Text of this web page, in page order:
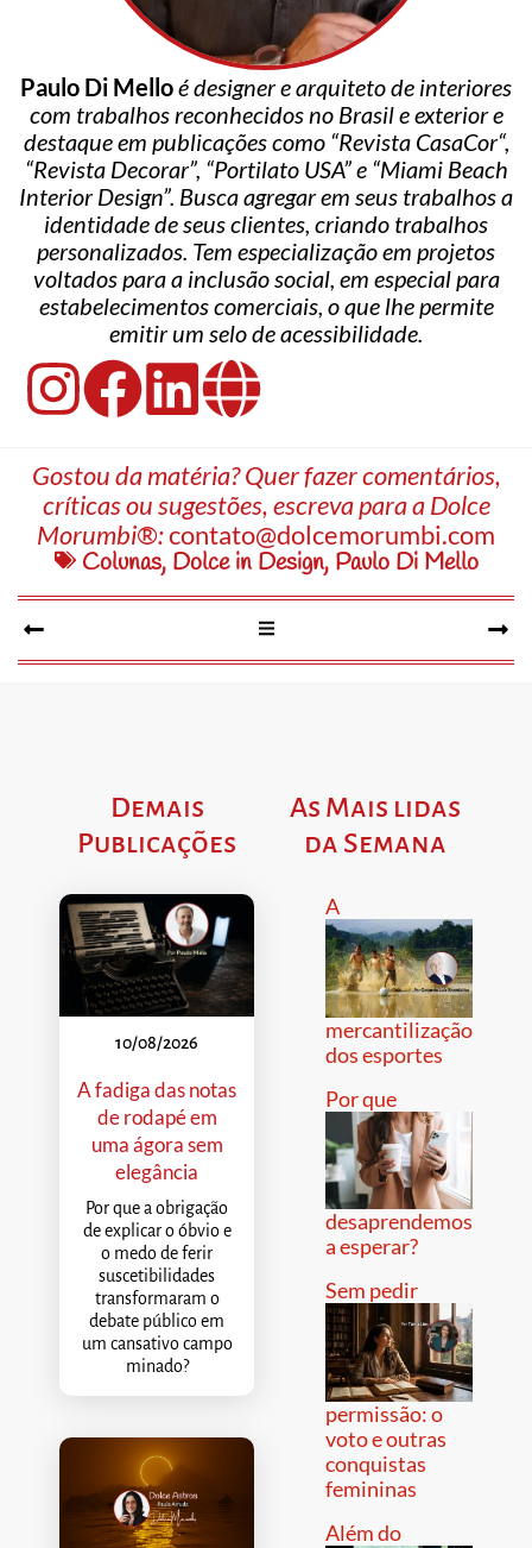
Paulo Di Melloé designer e arquiteto de interiores
com trabalhos reconhecidos no Brasil e exterior e
destaque em publicações como “Revista CasaCor“,
“Revista Decorar”, “Portilato USA” e “Miami Beach
Interior Design”. Busca agregar em seus trabalhos a
identidade de seus clientes, criando trabalhos
personalizados. Tem especialização em projetos
voltados para a inclusão social, em especial para
estabelecimentos comerciais, o que lhe permite
emitir um selo de acessibilidade.
Gostou da matéria? Quer fazer comentários,
críticas ou sugestões, escreva para a Dolce
Morumbi®:contato@dolcemorumbi.com
Colunas, Dolce in Design, Paulo Di Mello
Demais
Publicações
10/08/2026
A fadiga das notas
de rodapé em
uma ágora sem
elegância
Por que a obrigação
de explicar o óbvio e
o medo de ferir
suscetibilidades
transformaram o
debate público em
um cansativo campo
minado?
As Mais lidas
da Semana
A
mercantilização
dos esportes
Por que
desaprendemos
a esperar?
Sem pedir
permissão: o
voto e outras
conquistas
femininas
Além do